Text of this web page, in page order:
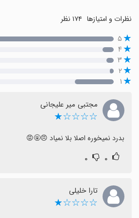
نظرات و امتیازها
۵
۴
۳
۲
۱
مجتبی میر علیجانی
☆☆☆☆★
بدرد نمیخوره اصلا بلا نمیاد 😠🤬😡
۰ ۰
تارا خلیلی
☆☆☆☆★